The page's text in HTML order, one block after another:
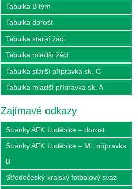
Tabulka B tým
Tabulka dorost
Tabulka starší žáci
Tabulka mladší žáci
Tabulka starší přípravka sk. C
Tabulka mladší přípravka sk. A
Zajímavé odkazy
Stránky AFK Loděnice – dorost
Stránky AFK Loděnice – Ml. přípravka
B
Středočeský krajský fotbalový svaz